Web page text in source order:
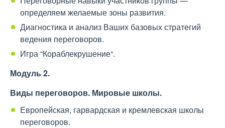
определяем желаемые зоны развития.
Диагностика и анализ Ваших базовых стратегий
ведения переговоров.
Игра “Кораблекрушение“.
Модуль 2.
Виды переговоров. Мировые школы.
Европейская, гарвардская и кремлевская школы
переговоров.